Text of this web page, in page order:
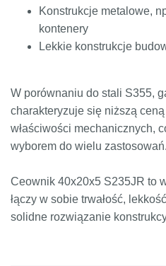
Konstrukcje metalowe,
kontenery
Lekkie konstrukcje
W porównaniu do stali S355,
charakteryzuje się niższą
właściwości mechanicznych,
wyborem do wielu zastosowań.
Ceownik 40x20x5 S235JR to
łączy w sobie trwałość,
solidne rozwiązanie